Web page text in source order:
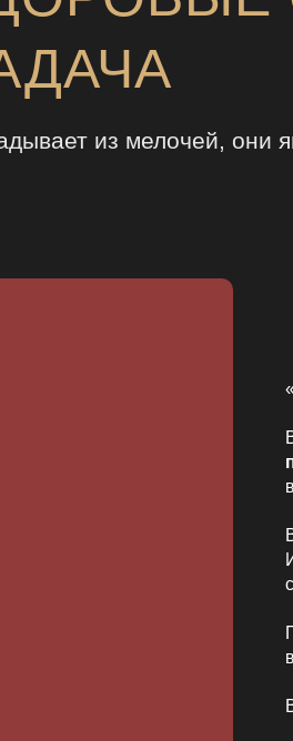
из мелочей, они